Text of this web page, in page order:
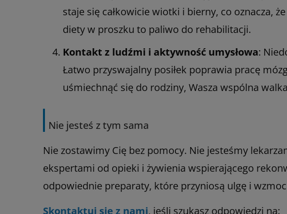
staje się całkowicie wiotki i bierny, co oznacza,
diety w proszku to paliwo do rehabilitacji.
Kontakt z ludźmi i aktywność umysłowa:
Łatwo przyswajalny posiłek poprawia pracę
uśmiechnąć się do rodziny, Wasza wspólna
Nie jesteś z tym sama
Nie zostawimy Cię bez pomocy. Nie jesteśmy
ekspertami od opieki i żywienia wspierającego
odpowiednie preparaty, które przyniosą ulgę i
Skontaktuj się z nami, jeśli szukasz odpowiedzi na: